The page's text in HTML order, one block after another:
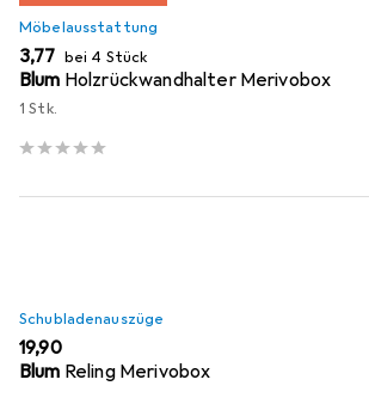
Möbelausstattung
EUR
3,77 bei 4 Stück
Blum Holzrückwandhalter Merivobox
1 Stk.
Schubladenauszüge
EUR
19,90
Blum Reling Merivobox